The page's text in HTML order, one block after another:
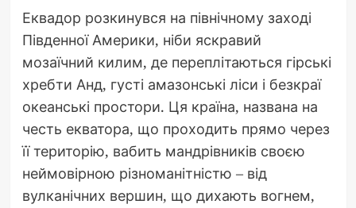
Еквадор розкинувся на північному заході
Південної Америки, ніби яскравий
мозаїчний килим, де переплітаються гірські
хребти Анд, густі амазонські ліси і безкраї
океанські простори. Ця країна, названа на
честь екватора, що проходить прямо через
її територію, вабить мандрівників своєю
неймовірною різноманітністю – від
вулканічних вершин, що дихають вогнем,